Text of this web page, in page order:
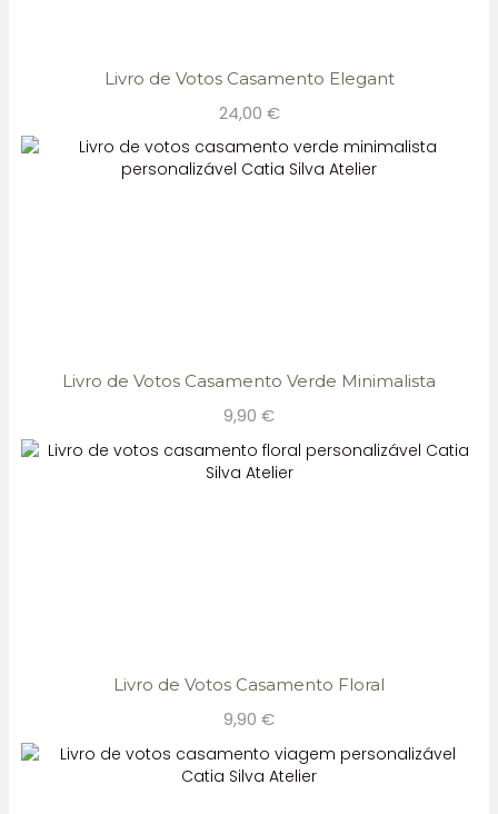
Livro de Votos Casamento Elegant
24,00 €
Livro de Votos Casamento Verde Minimalista
9,90 €
Livro de Votos Casamento Floral
9,90 €